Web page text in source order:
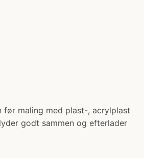
før maling med plast-, acrylplast
godt sammen og efterlader